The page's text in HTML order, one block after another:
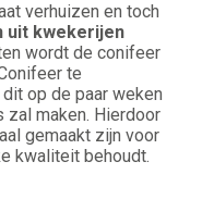
verhuizen en toch
uit kwekerijen
wordt de conifeer
te
op de paar weken
zal maken. Hierdoor
gemaakt zijn voor
kwaliteit behoudt.